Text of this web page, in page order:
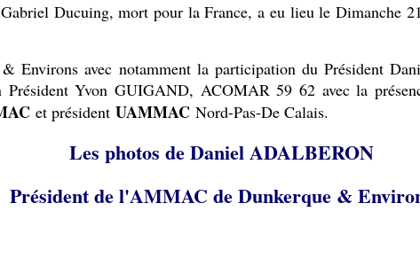
Ducuing, mort pour la France, a eu lieu le Dimanche
Environs avec notamment la participation du Président
Président Yvon GUIGAND, ACOMAR 59 62 avec la
et président UAMMAC Nord-Pas-De Calais.
Les photos de Daniel ADALBERON
Président de l'AMMAC de Dunkerque &